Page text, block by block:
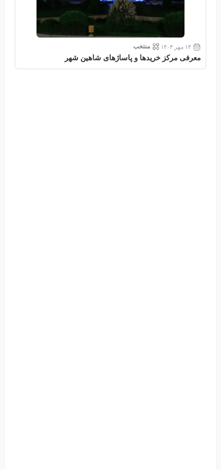
۱۴ مهر ۱۴۰۳ منتخب
معرفی مرکز خریدها و پاساژهای شاهین شهر